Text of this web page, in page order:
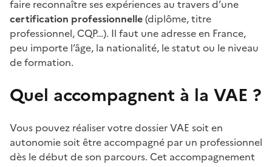
faire reconnaître ses expériences au travers d’une
certification professionnelle(diplôme, titre
professionnel, CQP…). Il faut une adresse en France,
peu importe l’âge, la nationalité, le statut ou le niveau
de formation.
Quel accompagnent à la VAE ?
Vous pouvez réaliser votre dossier VAE soit en
autonomie soit être accompagné par un professionnel
dès le début de son parcours. Cet accompagnement